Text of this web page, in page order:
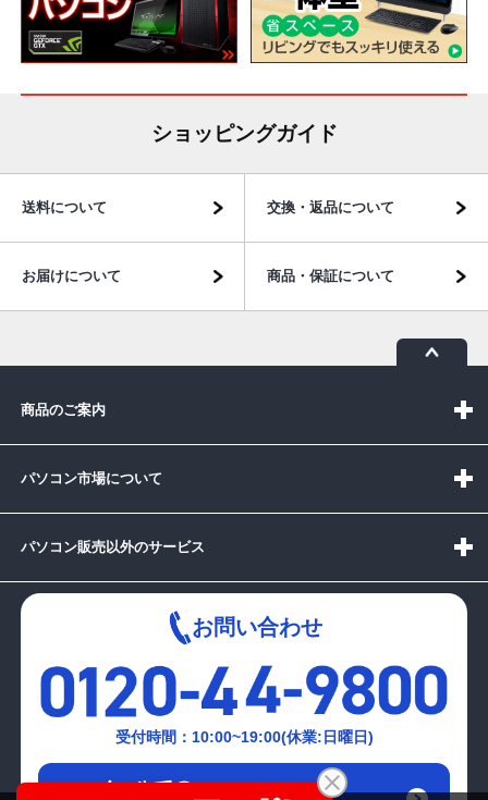
ショッピングガイド
送料について 交換・返品について
お届けについて 商品・保証について
商品のご案内
パソコン市場について
パソコン販売以外のサービス
お問い合わせ
受付時間：10:00~19:00(休業:日曜日)
メールでの